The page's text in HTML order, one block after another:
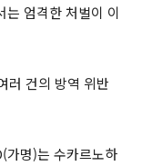
는 엄격한 처벌이 이
러 건의 방역 위반
가명)는 수카르노하